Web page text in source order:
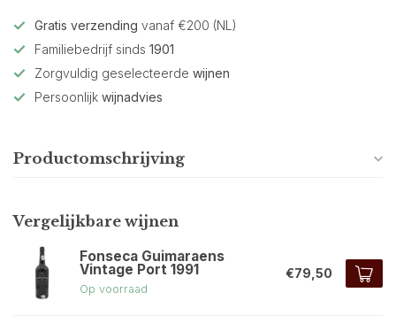
Gratis verzending vanaf €200 (NL)
Familiebedrijf sinds 1901
Zorgvuldig geselecteerde wijnen
Persoonlijk wijnadvies
Productomschrijving
Vergelijkbare wijnen
Fonseca Guimaraens
Vintage Port 1991
Op voorraad
€79,50